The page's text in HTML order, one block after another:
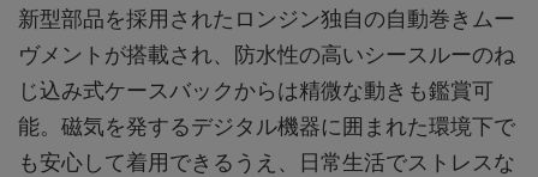
新型部品を採用されたロンジン独自の自動巻きムー
ヴメントが搭載され、防水性の高いシースルーのね
じ込み式ケースバックからは精微な動きも鑑賞可
能。磁気を発するデジタル機器に囲まれた環境下で
も安心して着用できるうえ、日常生活でストレスな